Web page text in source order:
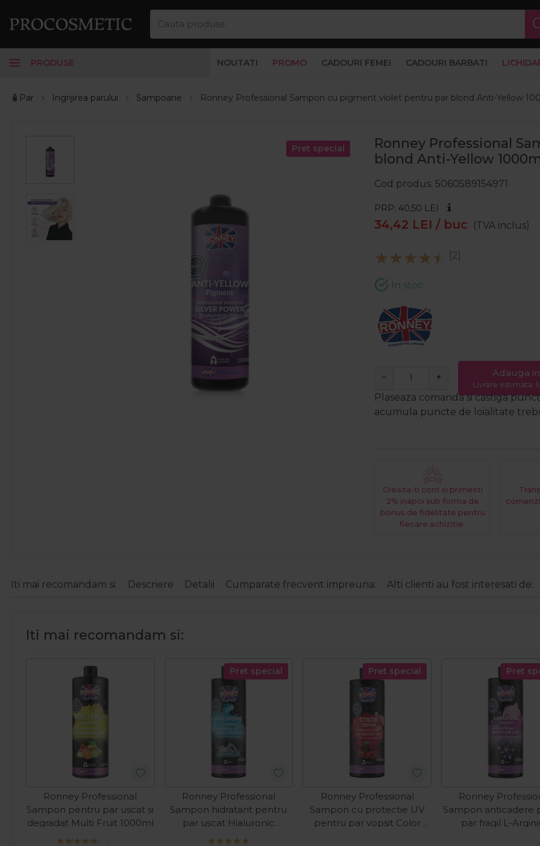
PRODUSE NOUTATI PROMO CADOURI FEMEI CADOURI BARBATI
🧴Par Ingrijirea parului Sampoane Ronney Professional Sampon cu pigment violet pentru par blond Anti-Yellow
Pret special
Ronney Professional
blond Anti-Yellow
Cod produs 5060589154971
PRP: 40,50 LEI
34,42 LEI / buc (TVA inclus)
[2]
In stoc
− + Adauga
Livrare estimata:
Plaseaza comanda si castiga
acumula puncte de loialitate
Creaza-ti cont si primesti
2% inapoi sub forma de
bonus de fidelitate pentru
fiecare achizitie.
Iti mai recomandam si: Descriere Detalii Cumparate frecvent impreuna: Alti clienti au fost interesati de:
Iti mai recomandam si:
Ronney Professional
Sampon pentru par uscat si
degradat Multi Fruit 1000ml
Pret special
Ronney Professional
Sampon hidratant pentru
par uscat Hialuronic
Complex 1000ml
Pret special
Ronney Professional
Sampon cu protectie UV
pentru par vopsit Color
Pret
Ronney
Sampon anticadere
par fragil L-